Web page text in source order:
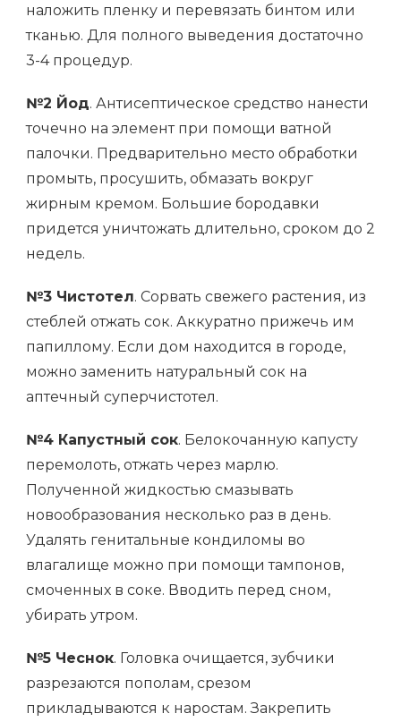
наложить пленку и перевязать бинтом или
тканью. Для полного выведения достаточно
3-4 процедур.
№2 Йод. Антисептическое средство нанести
точечно на элемент при помощи ватной
палочки. Предварительно место обработки
промыть, просушить, обмазать вокруг
жирным кремом. Большие бородавки
придется уничтожать длительно, сроком до 2
недель.
№3 Чистотел. Сорвать свежего растения, из
стеблей отжать сок. Аккуратно прижечь им
папиллому. Если дом находится в городе,
можно заменить натуральный сок на
аптечный суперчистотел.
№4 Капустный сок. Белокочанную капусту
перемолоть, отжать через марлю.
Полученной жидкостью смазывать
новообразования несколько раз в день.
Удалять генитальные кондиломы во
влагалище можно при помощи тампонов,
смоченных в соке. Вводить перед сном,
убирать утром.
№5 Чеснок. Головка очищается, зубчики
разрезаются пополам, срезом
прикладываются к наростам. Закрепить